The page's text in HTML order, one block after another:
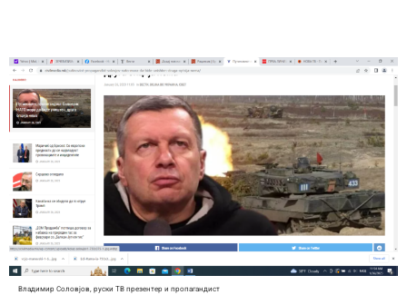
Владимир Соловјов, руски ТВ презентер и пропагандист